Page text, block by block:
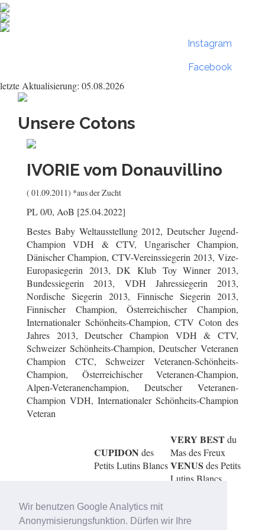
Wir benutzen Google Analytics mit
Anonymisierungsfunktion. Dürfen wir Ihre
Instagram
Facebook
letzte Aktualisierung: 05.08.2026
Unsere Cotons
IVORIE vom Donauvillino
( 01.09.2011) *aus der Zucht
PL 0/0, AoB [25.04.2022]
Bestes Baby Weltausstellung 2012, Deutscher Jugend-
Champion VDH & CTV, Ungarischer Champion,
Dänischer Champion, CTV-Vereinssiegerin 2013, Vize-
Europasiegerin 2013, DK Klub Toy Winner 2013,
Bundessiegerin 2013, VDH Jahressiegerin 2013,
Nordische Siegerin 2013, Finnische Siegerin 2013,
Finnischer Champion, Österreichischer Champion,
Internationaler Schönheits-Champion, CTV Coton des
Jahres 2013, Deutscher Champion VDH & CTV,
Schweizer Schönheits-Champion, Deutscher Veteranen
Champion CTC, Schweizer Veteranen-Schönheits-
Champion, Österreichischer Veteranen-Champion,
Alpen-Veteranenchampion, Deutscher Veteranen-
Champion VDH, Internationaler Schönheits-Champion
Veteran
CUPIDON des
Petits Lutins Blancs
VERY BESTdu
Mas des Freux
VENUS des Petits
Lutins Blancs
CotonbrieHALILI
KABISA
TANGO